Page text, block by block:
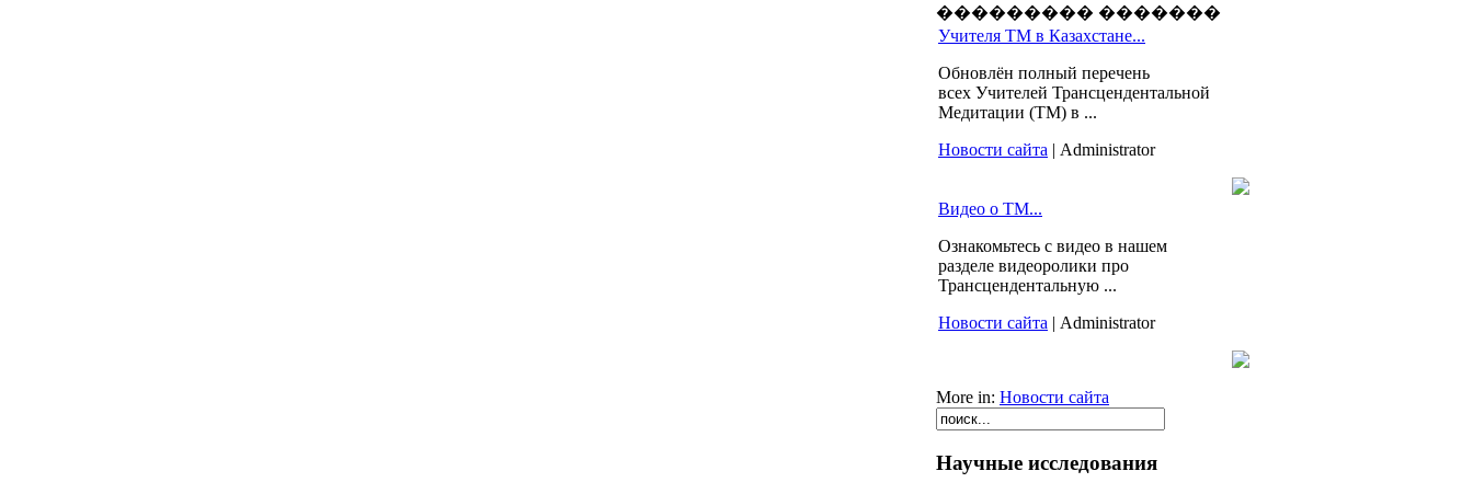
��������� �������
Учителя ТМ в Казахстане...
Обновлён полный перечень
всех Учителей Трансцендентальной
Медитации (ТМ) в ...
Новости сайта | Administrator
Видео о ТМ...
Ознакомьтесь с видео в нашем
разделе видеоролики про
Трансцендентальную ...
Новости сайта | Administrator
More in: Новости сайта
Научные исследования